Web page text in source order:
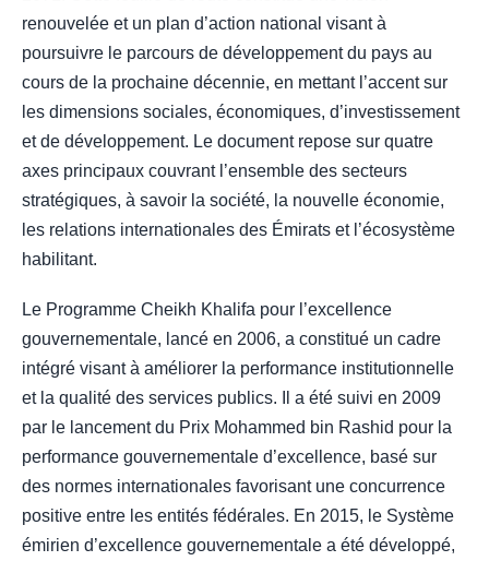
renouvelée et un plan d’action national visant à
poursuivre le parcours de développement du pays au
cours de la prochaine décennie, en mettant l’accent sur
les dimensions sociales, économiques, d’investissement
et de développement. Le document repose sur quatre
axes principaux couvrant l’ensemble des secteurs
stratégiques, à savoir la société, la nouvelle économie,
les relations internationales des Émirats et l’écosystème
habilitant.
Le Programme Cheikh Khalifa pour l’excellence
gouvernementale, lancé en 2006, a constitué un cadre
intégré visant à améliorer la performance institutionnelle
et la qualité des services publics. Il a été suivi en 2009
par le lancement du Prix Mohammed bin Rashid pour la
performance gouvernementale d’excellence, basé sur
des normes internationales favorisant une concurrence
positive entre les entités fédérales. En 2015, le Système
émirien d’excellence gouvernementale a été développé,